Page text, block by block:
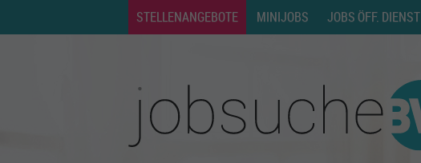
STELLENANGEBOTE MINIJOBS JOBS ÖFF. DIENST